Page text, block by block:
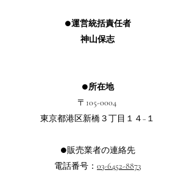
●運営統括責任者
神山保志
●所在地
〒105-0004
東京都港区新橋３丁目１４−１
●販売業者の連絡先
電話番号： 03-6452-8873